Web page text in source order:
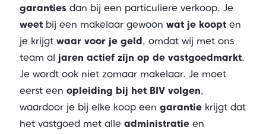
garantiesdan bij een particuliere verkoop. Je
weetbij een makelaar gewoon wat je koopten
je krijgt waar voor je geld , omdat wij met ons
team al jaren actief zijn op de vastgoedmarkt.
Je wordt ook niet zomaar makelaar. Je moet
eerst een opleiding bij het BIV volgen,
waardoor je bij elke koop een garantiekrijgt dat
het vastgoed met alle administratieen